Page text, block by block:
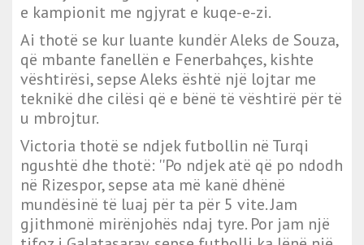
e kampionit me ngjyrat e kuqe-e-zi.
Ai thotë se kur luante kundër Aleks de Souza,
që mbante fanellën e Fenerbahçes, kishte
vështirësi, sepse Aleks është një lojtar me
teknikë dhe cilësi që e bënë të vështirë për të
u mbrojtur.
Victoria thotë se ndjek futbollin në Turqi
ngushtë dhe thotë: ''Po ndjek atë që po ndodh
në Rizespor, sepse ata më kanë dhënë
mundësinë të luaj për ta për 5 vite. Jam
gjithmonë mirënjohës ndaj tyre. Por jam një